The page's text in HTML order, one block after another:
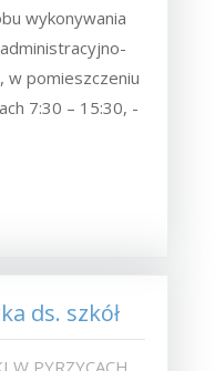
wykonywania
w pomieszczeniu
7:30 – 15:30, -
ds. szkół
W PYRZYCACH